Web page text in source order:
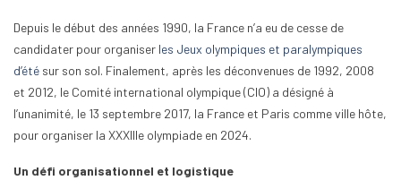
Depuis le début des années 1990, la France n’a eu de cesse de
candidater pour organiser les Jeux olympiques et paralympiques
d’été sur son sol. Finalement, après les déconvenues de 1992, 2008
et 2012, le Comité international olympique (CIO) a désigné à
l’unanimité, le 13 septembre 2017, la France et Paris comme ville hôte,
pour organiser la XXXIIIe olympiade en 2024.
Un défi organisationnel et logistique